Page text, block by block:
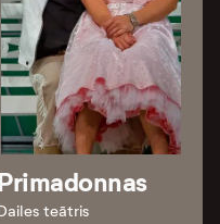
teātris